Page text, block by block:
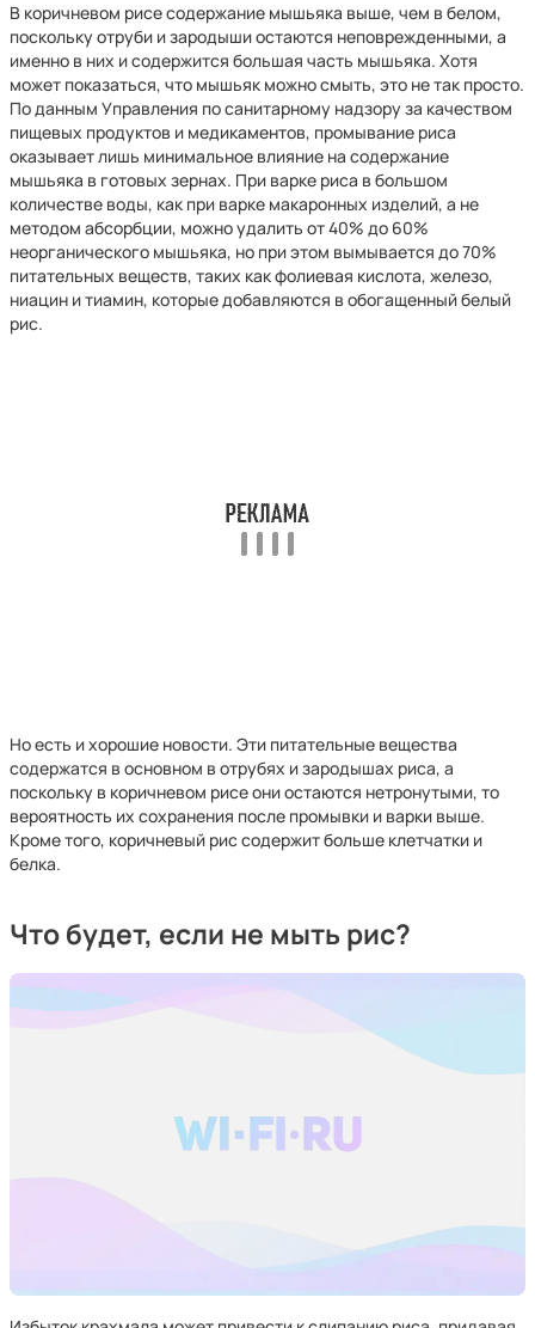
В коричневом рисе содержание мышьяка выше, чем в белом,
поскольку отруби и зародыши остаются неповрежденными, а
именно в них и содержится большая часть мышьяка. Хотя
может показаться, что мышьяк можно смыть, это не так просто.
По данным Управления по санитарному надзору за качеством
пищевых продуктов и медикаментов, промывание риса
оказывает лишь минимальное влияние на содержание
мышьяка в готовых зернах. При варке риса в большом
количестве воды, как при варке макаронных изделий, а не
методом абсорбции, можно удалить от 40% до 60%
неорганического мышьяка, но при этом вымывается до 70%
питательных веществ, таких как фолиевая кислота, железо,
ниацин и тиамин, которые добавляются в обогащенный белый
рис.
Но есть и хорошие новости. Эти питательные вещества
содержатся в основном в отрубях и зародышах риса, а
поскольку в коричневом рисе они остаются нетронутыми, то
вероятность их сохранения после промывки и варки выше.
Кроме того, коричневый рис содержит больше клетчатки и
белка.
Что будет, если не мыть рис?